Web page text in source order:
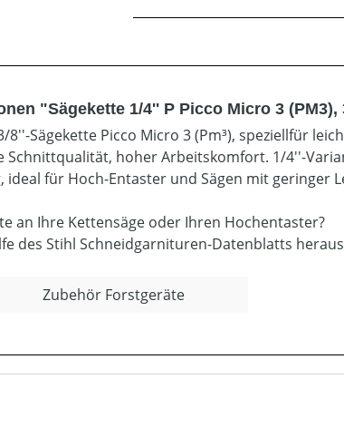
"Sägekette 1/4'' P Picco Micro 3 (PM3),
8''-Sägekette Picco Micro 3 (Pm³), speziellfür
hoher Arbeitskomfort. 1/4''-
ideal für Hoch-Entaster und Sägen mit geringer
an Ihre Kettensäge oder Ihren Hochentaster?
des Stihl Schneidgarnituren-Datenblatts
Zubehör Forstgeräte